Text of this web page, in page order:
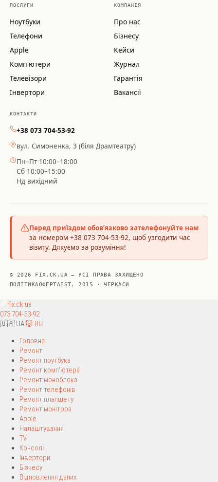
ПОСЛУГИ
Ноутбуки
Телефони
Apple
Комп'ютери
Телевізори
Інвертори
КОМПАНІЯ
Про нас
Бізнесу
Кейси
Журнал
Гарантія
Вакансії
КОНТАКТИ
+38 073 704-53-92
вул. Симоненка, 3 (біля Драмтеатру)
Пн–Пт 10:00–18:00
Сб 10:00–15:00
Нд вихідний
Перед приїздом обов’язково зателефонуйте нам
за номером +38 073 704-53-92, щоб узгодити час
візиту. Дякуємо за розуміння!
© 2026 FIX.CK.UA — УСІ ПРАВА ЗАХИЩЕНО
ПОЛІТИКАОФЕРТАEST. 2015 · ЧЕРКАСИ
fix.ck.ua
073 704-53-92
🇺🇦 UA|🐷 RU
Головна
Ремонт
Ремонт ноутбука
Ремонт комп’ютера
Ремонт моноблока
Ремонт телефонів
Ремонт планшету
Ремонт монітора
Apple
Налаштування
TV
Консолі
Інвертори
Бізнесу
Відновлення даних